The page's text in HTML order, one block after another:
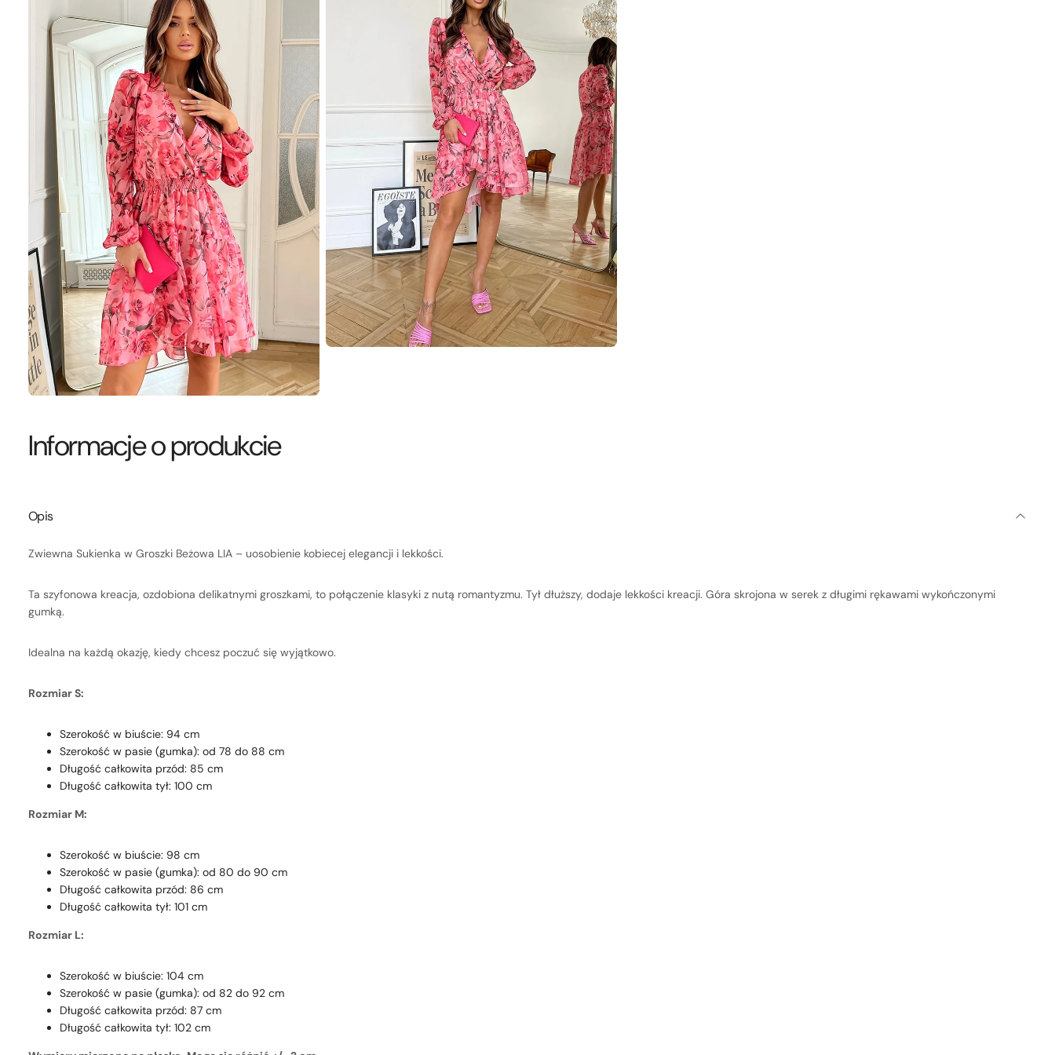
Informacje o produkcie
Opis
Zwiewna Sukienka w Groszki Beżowa LIA – uosobienie kobiecej elegancji i lekkości.
Ta szyfonowa kreacja, ozdobiona delikatnymi groszkami, to połączenie klasyki z nutą romantyzmu. Tył dłuższy, dodaje lekkości kreacji. Góra skrojona w serek z długimi rękawami wykończonymi
gumką.
Idealna na każdą okazję, kiedy chcesz poczuć się wyjątkowo.
Rozmiar S:
Szerokość w biuście: 94 cm
Szerokość w pasie (gumka): od 78 do 88 cm
Długość całkowita przód: 85 cm
Długość całkowita tył: 100 cm
Rozmiar M:
Szerokość w biuście: 98 cm
Szerokość w pasie (gumka): od 80 do 90 cm
Długość całkowita przód: 86 cm
Długość całkowita tył: 101 cm
Rozmiar L:
Szerokość w biuście: 104 cm
Szerokość w pasie (gumka): od 82 do 92 cm
Długość całkowita przód: 87 cm
Długość całkowita tył: 102 cm
Szybki koszyk jest
obecnie pusty